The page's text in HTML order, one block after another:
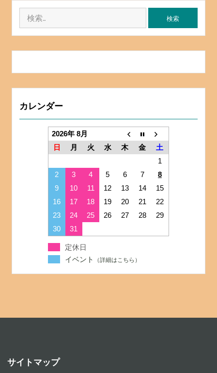
カレンダー
2026年 8月
日
月 火 水 木 金
土
1
2
3 4 5 6 7
8
9
10 11 12 13 14
15
16
17 18 19 20 21
22
23
24 25 26 27 28
29
30
31
定休日
イベント
サイトマップ